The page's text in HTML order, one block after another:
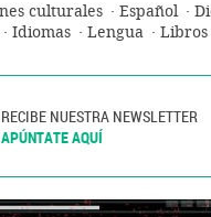
culturales Español
Idiomas Lengua Libros
RECIBE NUESTRA NEWSLETTER
APÚNTATE AQUÍ